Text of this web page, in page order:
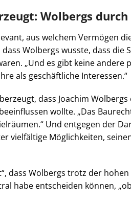
Wolbergs
aus welchem Vermögen
Wolbergs wusste, dass die
„Und es gibt keine andere
als geschäftliche Interessen.“
dass Joachim
wollte. „Das
Und entgegen der
vielfältige Möglichkeiten,
dass Wolbergs trotz der
habe entscheiden können,